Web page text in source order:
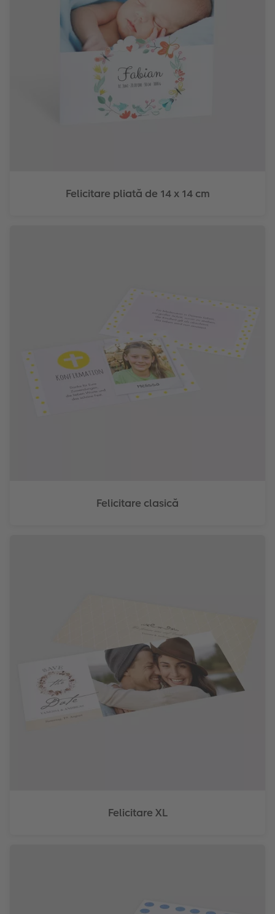
Felicitare pliată de 14 x 14 cm
Felicitare clasică
Felicitare XL